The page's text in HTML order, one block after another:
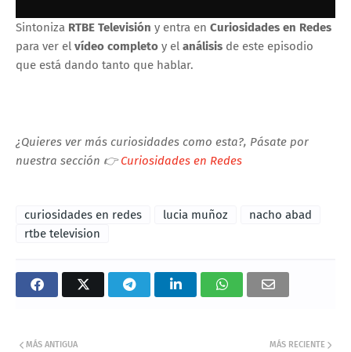
Sintoniza RTBE Televisión y entra en Curiosidades en Redes
para ver el vídeo completo y el análisis de este episodio
que está dando tanto que hablar.
¿Quieres ver más curiosidades como esta?, Pásate por
nuestra sección 👉Curiosidades en Redes
curiosidades en redes lucia muñoz
nacho abad
rtbe television
MÁS RECIENTE
MÁS ANTIGUA